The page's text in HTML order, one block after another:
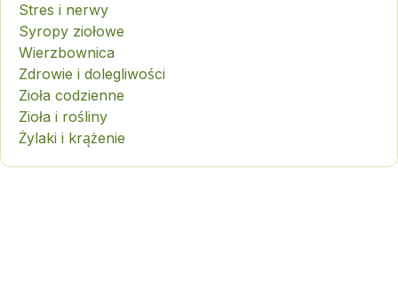
Stres i nerwy
Syropy ziołowe
Wierzbownica
Zdrowie i dolegliwości
Zioła codzienne
Zioła i rośliny
Żylaki i krążenie